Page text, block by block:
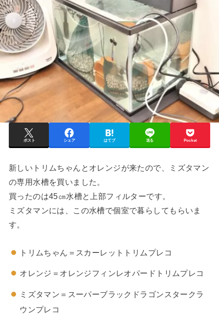
ポスト シェア はてブ 送る Pocket
新しいトリムちゃんとオレンジが来たので、ミズタマン
の専用水槽を買いました。
買ったのは45㎝水槽と上部フィルターです。
ミズタマンには、この水槽で個室で暮らしてもらいま
す。
トリムちゃん＝スカーレットトリムプレコ
オレンジ＝オレンジフィンレオパードトリムプレコ
ミズタマン＝スーパーブラックドラゴンスタークラ
ウンプレコ